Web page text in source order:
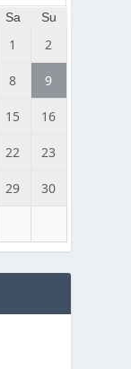
Sa Su
1 2
8 9
15 16
22 23
29 30